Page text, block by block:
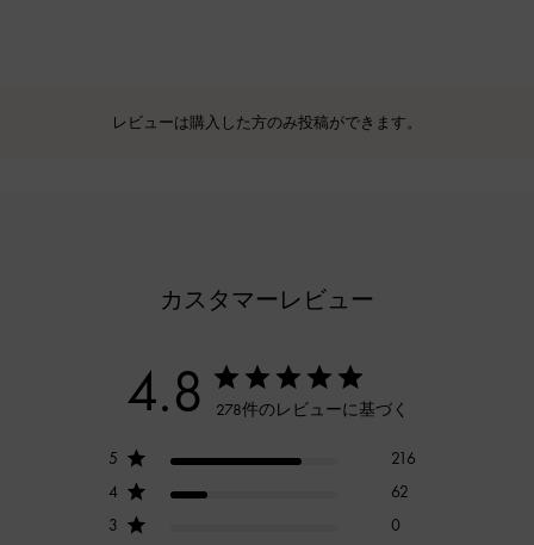
レビューは購入した方のみ投稿ができます。
カスタマーレビュー
4.8 278件のレビューに基づく
5
216
4
62
3
0